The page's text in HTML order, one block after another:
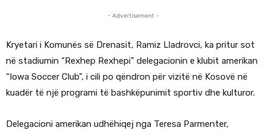
- Advertisement -
Kryetari i Komunës së Drenasit, Ramiz Lladrovci, ka pritur sot
në stadiumin “Rexhep Rexhepi” delegacionin e klubit amerikan
“Iowa Soccer Club”, i cili po qëndron për vizitë në Kosovë në
kuadër të një programi të bashkëpunimit sportiv dhe kulturor.
Delegacioni amerikan udhëhiqej nga Teresa Parmenter,